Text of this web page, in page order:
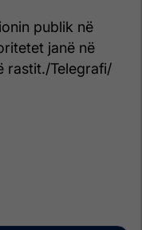
publik në
janë në
rastit./Telegrafi/